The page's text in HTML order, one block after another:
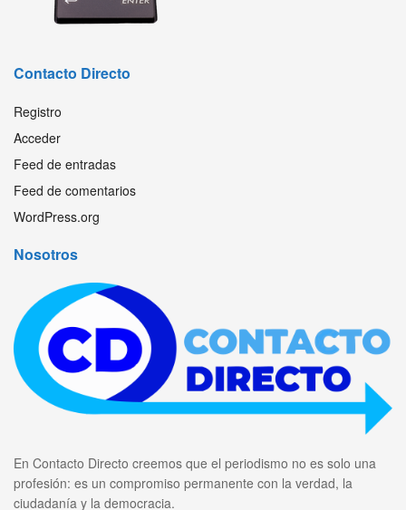
Contacto Directo
Registro
Acceder
Feed de entradas
Feed de comentarios
WordPress.org
Nosotros
En Contacto Directo creemos que el periodismo no es solo una
profesión: es un compromiso permanente con la verdad, la
ciudadanía y la democracia.